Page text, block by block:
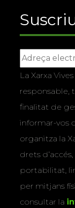
La Xarxa
responsable,
finalitat de
informar-vos
organitza la
drets
portabilitat,
per mitjans
consultar la